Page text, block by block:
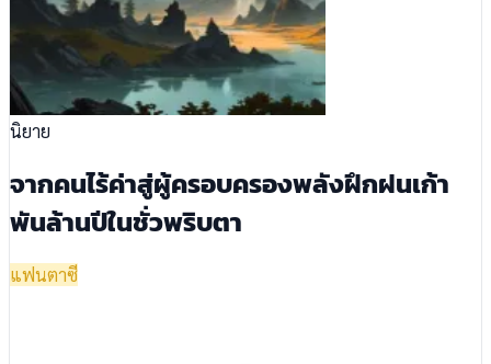
นิยาย
จากคนไร้ค่าสู่ผู้ครอบครองพลังฝึกฝนเก้า
พันล้านปีในชั่วพริบตา
แฟนตาซี